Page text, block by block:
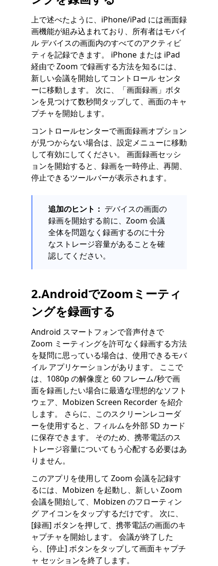
上で述べたように、iPhone/iPad には画面録
画機能が組み込まれており、所有者はモバイ
ル デバイスの画面内のすべてのアクティビ
ティを記録できます。 iPhone または iPad
経由で Zoom で録画する方法を知るには、
新しい会議を開始してコントロール センタ
ーに移動します。 次に、「画面録画」ボタ
ンを見つけて数秒間タップして、画面のキャ
プチャを開始します。
コントロールセンターで画面録画オプション
が見つからない場合は、設定メニューに移動
して有効にしてください。 画面録画セッシ
ョンを開始すると、録画を一時停止、再開、
停止できるツールバーが表示されます。
追加のヒント： デバイスの画面の
録画を開始する前に、Zoom 会議
全体を問題なく録画するのに十分
なストレージ容量があることを確
認してください。
2.AndroidでZoomミーティ
ングを録画する
Android スマートフォンで音声付きで
Zoom ミーティングを許可なく録画する方法
を疑問に思っている場合は、使用できるモバ
イル アプリケーションがあります。 ここで
は、1080p の解像度と 60 フレーム/秒で画
面を録画したい場合に最適な理想的なソフト
ウェア、Mobizen Screen Recorder を紹介
します。 さらに、このスクリーンレコーダ
ーを使用すると、フィルムを外部 SD カード
に保存できます。 そのため、携帯電話のス
トレージ容量についてもう心配する必要はあ
りません。
このアプリを使用して Zoom 会議を記録す
るには、Mobizen を起動し、新しい Zoom
会議を開始して、Mobizen のフローティン
グ アイコンをタップするだけです。 次に、
[録画] ボタンを押して、携帯電話の画面のキ
ャプチャを開始します。 会議が終了した
ら、[停止] ボタンをタップして画面キャプチ
ャ セッションを終了します。